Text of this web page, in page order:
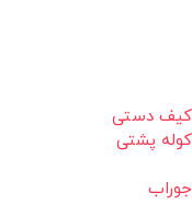
کیف دستی
کوله پشتی
جوراب